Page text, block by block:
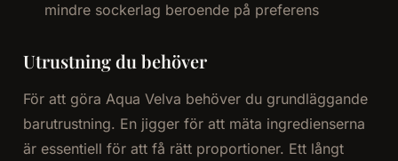
mindre sockerlag beroende på preferens
Utrustning du behöver
För att göra Aqua Velva behöver du grundläggande
barutrustning. En jigger för att mäta ingredienserna
är essentiell för att få rätt proportioner. Ett långt